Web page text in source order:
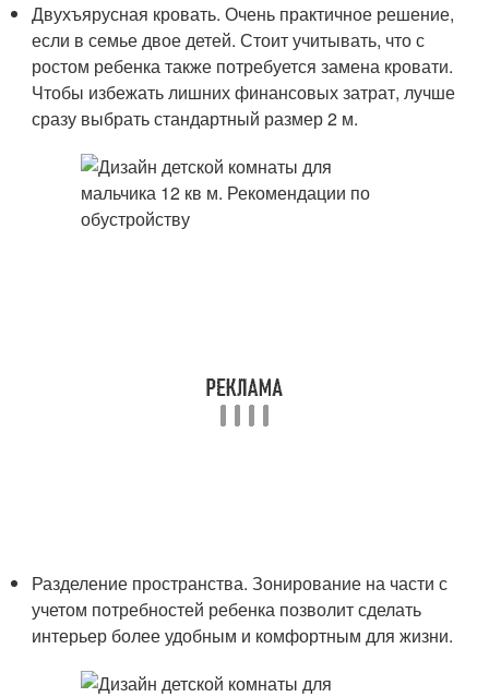
Двухъярусная кровать. Очень практичное решение,
если в семье двое детей. Стоит учитывать, что с
ростом ребенка также потребуется замена кровати.
Чтобы избежать лишних финансовых затрат, лучше
сразу выбрать стандартный размер 2 м.
Разделение пространства. Зонирование на части с
учетом потребностей ребенка позволит сделать
интерьер более удобным и комфортным для жизни.